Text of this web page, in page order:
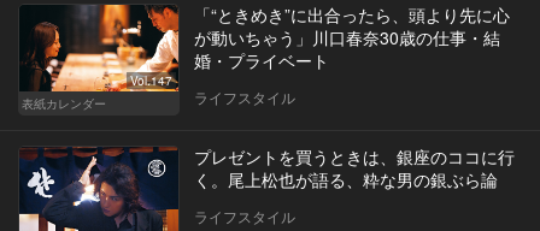
Vol.147
表紙カレンダー
「“ときめき”に出合ったら、頭より先に心
が動いちゃう」川口春奈30歳の仕事・結
婚・プライベート
ライフスタイル
プレゼントを買うときは、銀座のココに行
く。尾上松也が語る、粋な男の銀ぶら論
ライフスタイル